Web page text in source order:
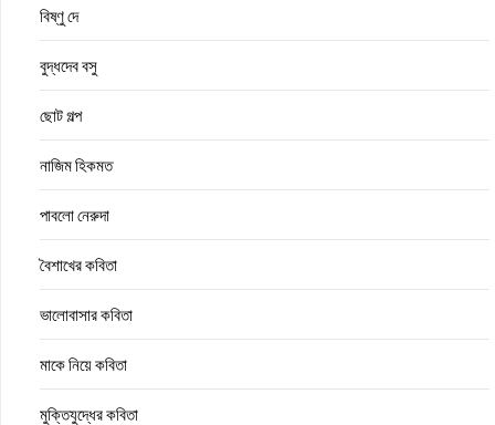
বিষ্ণু দে
বুদ্ধদেব বসু
ছোট গল্প
নাজিম হিকমত
পাবলো নেরুদা
বৈশাখের কবিতা
ভালোবাসার কবিতা
মাকে নিয়ে কবিতা
মুক্তিযুদ্ধের কবিতা